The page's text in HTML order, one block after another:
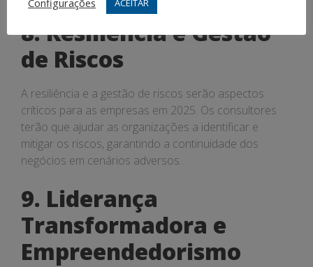
8. Resiliência e Gestão
de Riscos
A resiliência e a gestão de riscos serão aspectos
críticos para as empresas em 2025. Os consultores
terão que ajudar as organizações a identificar e
mitigar os riscos, garantindo a continuidade dos
negócios em cenários adversos.
9. Liderança
Transformadora e
Empreendedorismo
Configurações